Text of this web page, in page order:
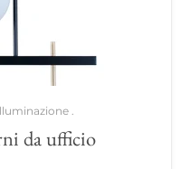
.
da ufficio